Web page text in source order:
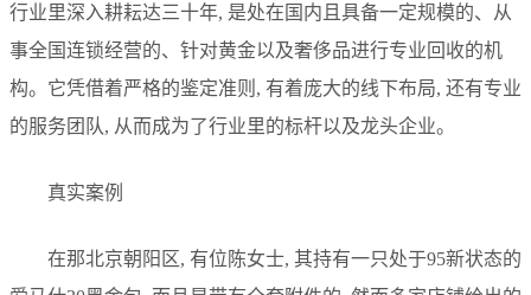
行业里深入耕耘达三十年, 是处在国内且具备一定规模的、从
事全国连锁经营的、针对黄金以及奢侈品进行专业回收的机
构。它凭借着严格的鉴定准则, 有着庞大的线下布局, 还有专业
的服务团队, 从而成为了行业里的标杆以及龙头企业。
真实案例
在那北京朝阳区, 有位陈女士, 其持有一只处于95新状态的